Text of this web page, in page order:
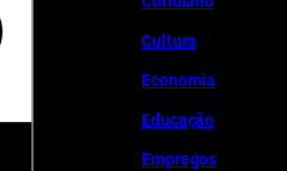
Cultura
Economia
Educação
Empregos